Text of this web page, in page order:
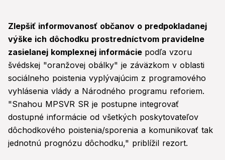
Zlepšiť informovanosť občanov o predpokladanej
výške ich dôchodku prostredníctvom pravidelne
zasielanej komplexnej informácie podľa vzoru
švédskej "oranžovej obálky" je záväzkom v oblasti
sociálneho poistenia vyplývajúcim z programového
vyhlásenia vlády a Národného programu reforiem.
"Snahou MPSVR SR je postupne integrovať
dostupné informácie od všetkých poskytovateľov
dôchodkového poistenia/sporenia a komunikovať tak
jednotnú prognózu dôchodku," priblížil rezort.